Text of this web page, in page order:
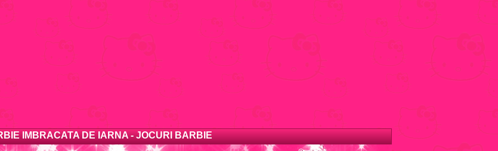
IMBRACATA DE IARNA - JOCURI BARBIE